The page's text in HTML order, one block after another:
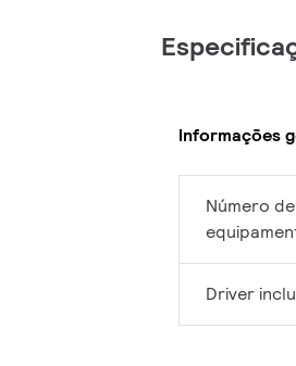
Informações
Número
Driver